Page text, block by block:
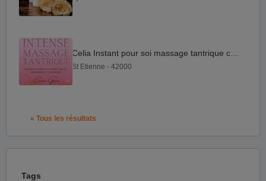
St Etienne - 42000
« Tous les résultats
Tags